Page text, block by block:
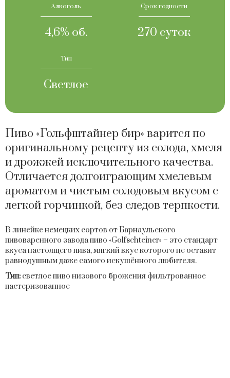
Пиво «Гольфштайнер бир» варится по
оригинальному рецепту из солода, хмеля
и дрожжей исключительного качества.
Отличается долгоиграющим хмелевым
ароматом и чистым солодовым вкусом с
легкой горчинкой, без следов терпкости.
В линейке немецких сортов от Барнаульского
пивоваренного завода пиво «Golfschteiner» – это стандарт
вкуса настоящего пива, мягкий вкус которого не оставит
равнодушным даже самого искушённого любителя.
Тип: светлое пиво низового брожения фильтрованное
пастеризованное
Алкоголь
4,6% об.
Срок годности
270 суток
Тип
Светлое